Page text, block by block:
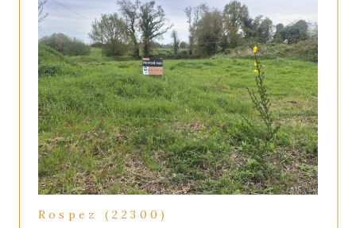
Rospez (22300)